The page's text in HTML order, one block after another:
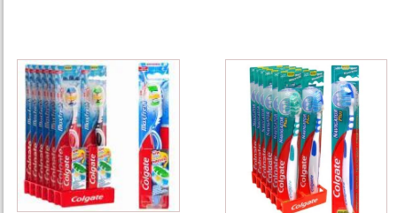
Colgate
TB
Max
Fresh
Soft
00449
Cepillo
Colgate
Navigator
Medium
022879